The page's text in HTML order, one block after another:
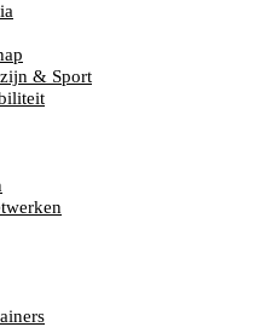
& Sport